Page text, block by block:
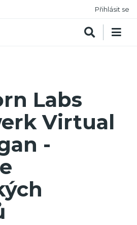
Přihlásit se
Labs
Virtual
-